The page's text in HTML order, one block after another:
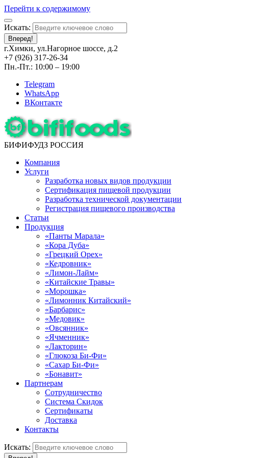
Перейти к содержимому
Искать:
Вперед!
г.Химки, ул.Нагорное шоссе, д.2
+7 (926) 317-26-34
Пн.-Пт.: 10:00 – 19:00
Telegram
WhatsApp
ВКонтакте
БИФИФУДЗ РОССИЯ
Компания
Услуги
Разработка новых видов продукции
Сертификация пищевой продукции
Разработка технической документации
Регистрация пищевого производства
Статьи
Продукция
«Панты Марала»
«Кора Дуба»
«Грецкий Орех»
«Кедровник»
«Лимон-Лайм»
«Китайские Травы»
«Морошка»
«Лимонник Китайский»
«Барбарис»
«Медовик»
«Овсянник»
«Ячменник»
«Лакторин»
«Глюкоза Би-Фи»
«Сахар Би-Фи»
«Бонавит»
Партнерам
Сотрудничество
Система Скидок
Сертификаты
Доставка
Контакты
Искать: